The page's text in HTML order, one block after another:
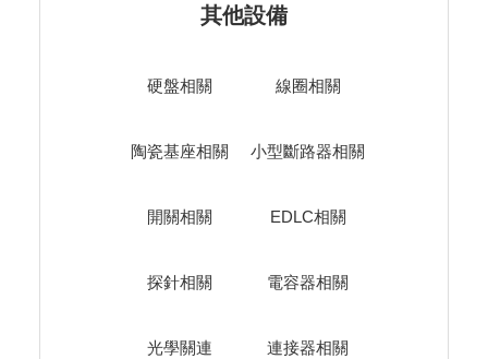
其他設備
硬盤相關 線圈相關
陶瓷基座相關 小型斷路器相關
開關相關 EDLC相關
探針相關 電容器相關
光學關連 連接器相關